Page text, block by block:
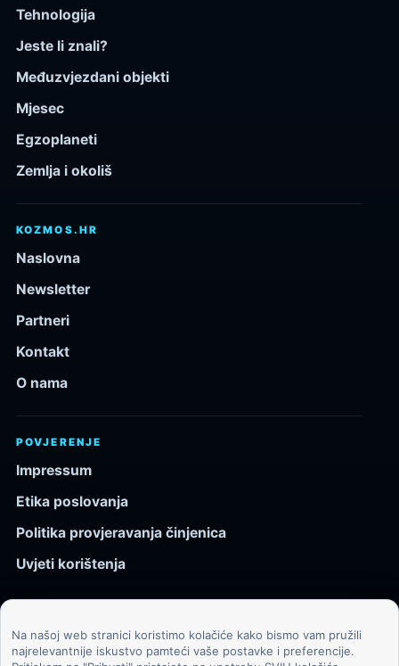
Tehnologija
Jeste li znali?
Međuzvjezdani objekti
Mjesec
Egzoplaneti
Zemlja i okoliš
KOZMOS.HR
Naslovna
Newsletter
Partneri
Kontakt
O nama
POVJERENJE
Impressum
Etika poslovanja
Politika provjeravanja činjenica
Uvjeti korištenja
© 2026 Kozmos.hr. Sva prava pridržana.
Na našoj web stranici koristimo kolačiće kako bismo vam pružili
najrelevantnije iskustvo pamteći vaše postavke i preferencije.